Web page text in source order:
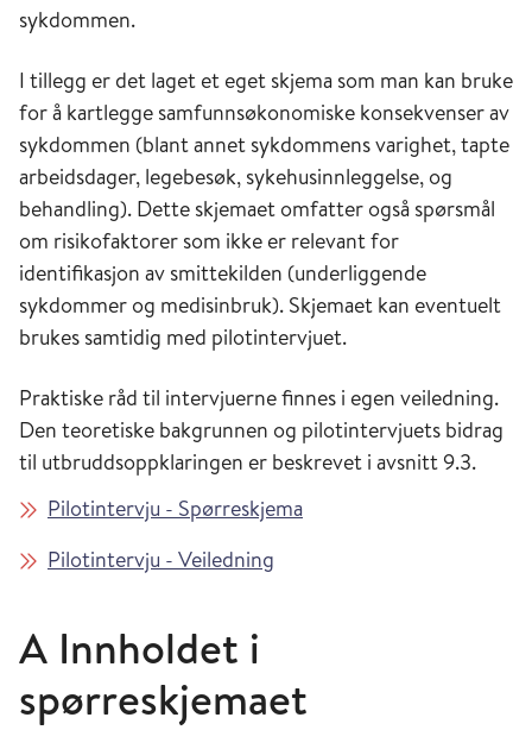
sykdommen.
I tillegg er det laget et eget skjema som man kan bruke
for å kartlegge samfunnsøkonomiske konsekvenser av
sykdommen (blant annet sykdommens varighet, tapte
arbeidsdager, legebesøk, sykehusinnleggelse, og
behandling). Dette skjemaet omfatter også spørsmål
om risikofaktorer som ikke er relevant for
identifikasjon av smittekilden (underliggende
sykdommer og medisinbruk). Skjemaet kan eventuelt
brukes samtidig med pilotintervjuet.
Praktiske råd til intervjuerne finnes i egen veiledning.
Den teoretiske bakgrunnen og pilotintervjuets bidrag
til utbruddsoppklaringen er beskrevet i avsnitt 9.3.
Pilotintervju - Spørreskjema
Pilotintervju - Veiledning
A Innholdet i
spørreskjemaet